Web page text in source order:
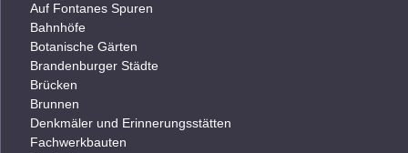
Auf Fontanes Spuren
Bahnhöfe
Botanische Gärten
Brandenburger Städte
Brücken
Brunnen
Denkmäler und Erinnerungsstätten
Fachwerkbauten